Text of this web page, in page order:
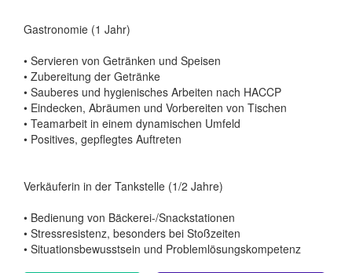
Gastronomie (1 Jahr)
• Servieren von Getränken und Speisen
• Zubereitung der Getränke
• Sauberes und hygienisches Arbeiten nach HACCP
• Eindecken, Abräumen und Vorbereiten von Tischen
• Teamarbeit in einem dynamischen Umfeld
• Positives, gepflegtes Auftreten
Verkäuferin in der Tankstelle (1/2 Jahre)
• Bedienung von Bäckerei-/Snackstationen
• Stressresistenz, besonders bei Stoßzeiten
• Situationsbewusstsein und Problemlösungskompetenz